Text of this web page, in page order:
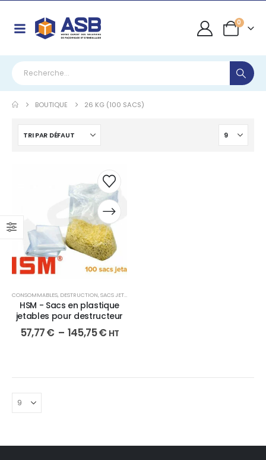
0
BOUTIQUE 26 KG (100 SACS)
CONSOMMABLES, DESTRUCTION,SACS JETABLES
HSM - Sacs en plastique
jetables pour destructeur
57,77€ – 145,75€ HT